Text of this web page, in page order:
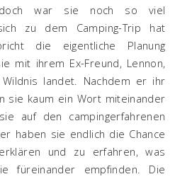
war sie noch so viel
zu dem Camping-Trip hat
die eigentliche Planung
mit ihrem Ex-Freund, Lennon,
landet. Nachdem er ihr
sie kaum ein Wort miteinander
auf den campingerfahrenen
haben sie endlich die Chance
und zu erfahren, was
füreinander empfinden. Die